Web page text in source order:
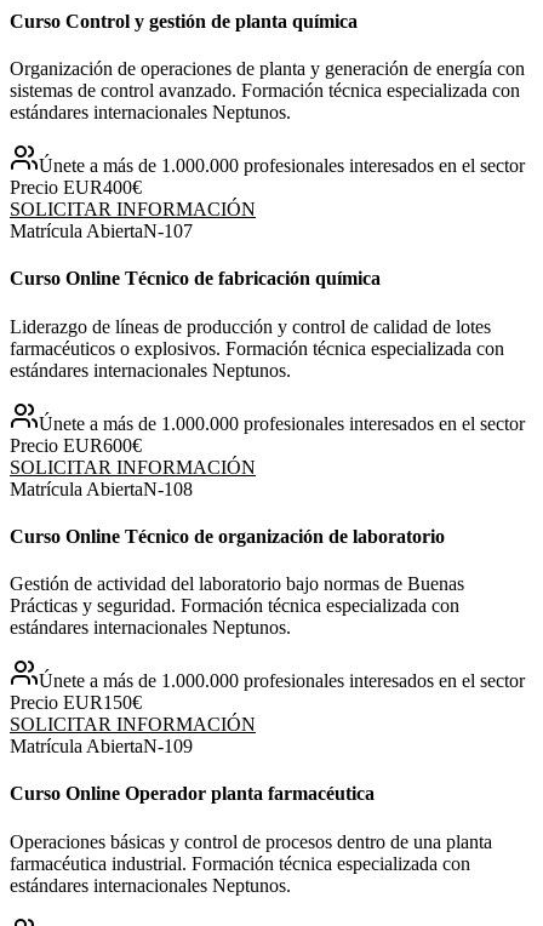
Curso Control y gestión de planta química
Organización de operaciones de planta y generación de energía con
sistemas de control avanzado. Formación técnica especializada con
estándares internacionales Neptunos.
Únete a más de 1.000.000 profesionales interesados en el sector
Precio EUR400€
SOLICITAR INFORMACIÓN
Matrícula AbiertaN-107
Curso Online Técnico de fabricación química
Liderazgo de líneas de producción y control de calidad de lotes
farmacéuticos o explosivos. Formación técnica especializada con
estándares internacionales Neptunos.
Únete a más de 1.000.000 profesionales interesados en el sector
Precio EUR600€
SOLICITAR INFORMACIÓN
Matrícula AbiertaN-108
Curso Online Técnico de organización de laboratorio
Gestión de actividad del laboratorio bajo normas de Buenas
Prácticas y seguridad. Formación técnica especializada con
estándares internacionales Neptunos.
Únete a más de 1.000.000 profesionales interesados en el sector
Precio EUR150€
SOLICITAR INFORMACIÓN
Matrícula AbiertaN-109
Curso Online Operador planta farmacéutica
Operaciones básicas y control de procesos dentro de una planta
farmacéutica industrial. Formación técnica especializada con
estándares internacionales Neptunos.